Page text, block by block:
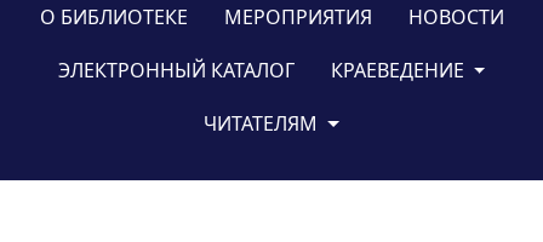
О БИБЛИОТЕКЕ МЕРОПРИЯТИЯ
НОВОСТИ
ЭЛЕКТРОННЫЙ КАТАЛОГ
КРАЕВЕДЕНИЕ
ЧИТАТЕЛЯМ